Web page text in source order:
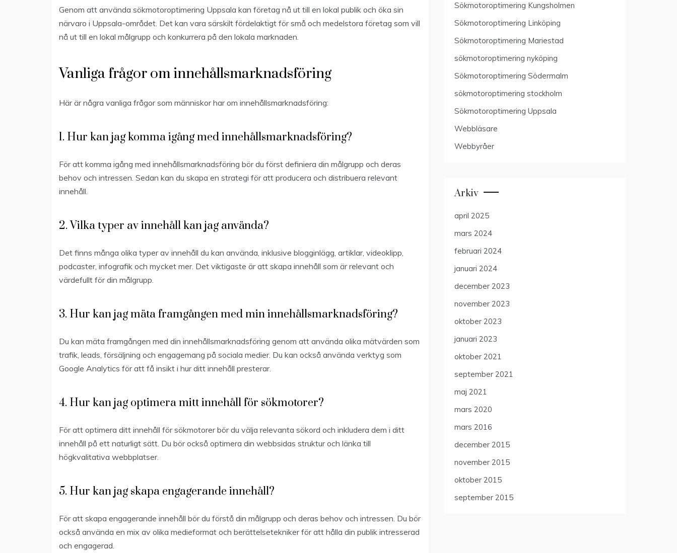
Genom att använda sökmotoroptimering Uppsala kan företag nå ut till en lokal publik och öka sin
närvaro i Uppsala-området. Det kan vara särskilt fördelaktigt för små och medelstora företag som vill
nå ut till en lokal målgrupp och konkurrera på den lokala marknaden.
Vanliga frågor om innehållsmarknadsföring
Här är några vanliga frågor som människor har om innehållsmarknadsföring:
1. Hur kan jag komma igång med innehållsmarknadsföring?
För att komma igång med innehållsmarknadsföring bör du först definiera din målgrupp och deras
behov och intressen. Sedan kan du skapa en strategi för att producera och distribuera relevant
innehåll.
2. Vilka typer av innehåll kan jag använda?
Det finns många olika typer av innehåll du kan använda, inklusive blogginlägg, artiklar, videoklipp,
podcaster, infografik och mycket mer. Det viktigaste är att skapa innehåll som är relevant och
värdefullt för din målgrupp.
3. Hur kan jag mäta framgången med min innehållsmarknadsföring?
Du kan mäta framgången med din innehållsmarknadsföring genom att använda olika mätvärden som
trafik, leads, försäljning och engagemang på sociala medier. Du kan också använda verktyg som
Google Analytics för att få insikt i hur ditt innehåll presterar.
4. Hur kan jag optimera mitt innehåll för sökmotorer?
För att optimera ditt innehåll för sökmotorer bör du välja relevanta sökord och inkludera dem i ditt
innehåll på ett naturligt sätt. Du bör också optimera din webbsidas struktur och länka till
högkvalitativa webbplatser.
5. Hur kan jag skapa engagerande innehåll?
För att skapa engagerande innehåll bör du förstå din målgrupp och deras behov och intressen. Du bör
också använda en mix av olika medieformat och berättelsetekniker för att hålla din publik intresserad
och engagerad.
Sökmotoroptimering Kungsholmen
Sökmotoroptimering Linköping
Sökmotoroptimering Mariestad
sökmotoroptimering nyköping
Sökmotoroptimering Södermalm
sökmotoroptimering stockholm
Sökmotoroptimering Uppsala
Webbläsare
Webbyråer
Arkiv
april 2025
mars 2024
februari 2024
januari 2024
december 2023
november 2023
oktober 2023
januari 2023
oktober 2021
september 2021
maj 2021
mars 2020
mars 2016
december 2015
november 2015
oktober 2015
september 2015